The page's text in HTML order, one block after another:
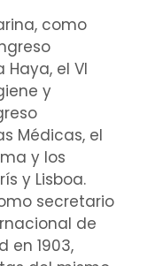
como
el VI
y
Médicas, el
y los
y Lisboa.
secretario
de
en 1903,